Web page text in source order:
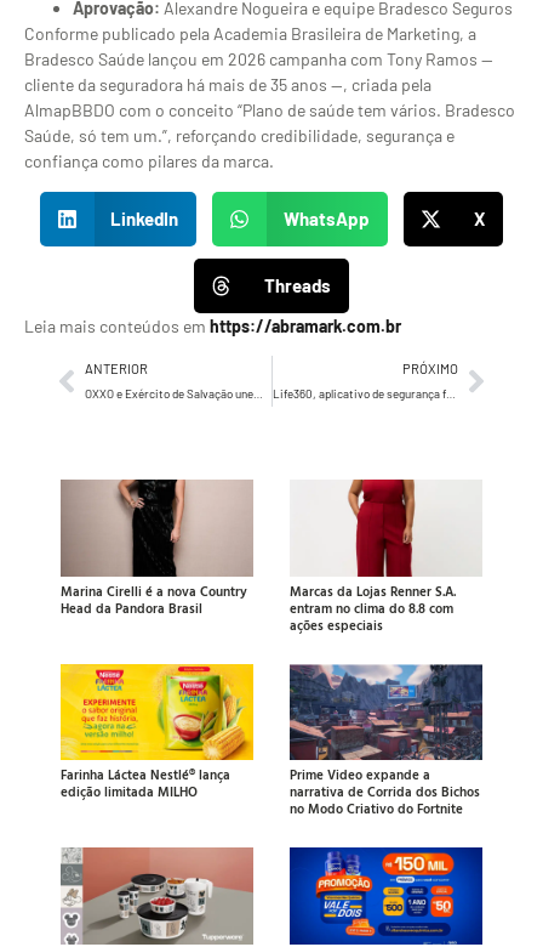
Aprovação: Alexandre Nogueira e equipe Bradesco Seguros
Conforme publicado pela Academia Brasileira de Marketing, a
Bradesco Saúde lançou em 2026 campanha com Tony Ramos —
cliente da seguradora há mais de 35 anos —, criada pela
AlmapBBDO com o conceito “Plano de saúde tem vários. Bradesco
Saúde, só tem um.”, reforçando credibilidade, segurança e
confiança como pilares da marca.
LinkedIn WhatsApp X
Threads
Leia mais conteúdos em https://abramark.com.br
ANTERIOR PRÓXIMO
Life360, aplicativo de segurança familiar número 1 do mundo, lança marketing oficial no Brasil com a Jotacom
Marina Cirelli é a nova Country
Head da Pandora Brasil
Marcas da Lojas Renner S.A.
entram no clima do 8.8 com
ações especiais
Farinha Láctea Nestlé® lança
edição limitada MILHO
Prime Video expande a
narrativa de Corrida dos Bichos
no Modo Criativo do Fortnite